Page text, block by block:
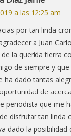
a las 12:25 am
por tan linda
a Juan
la querida tierra
de siempre y
ha dado tantas
de
periodista que me
disfrutar tan linda
dado la posibilidad